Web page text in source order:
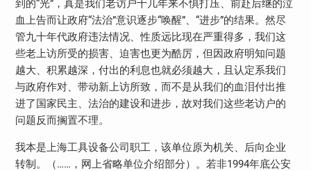
到的“光”，真是我们老访户十几年来不惧打压、前赴后继的泣
血上告而让政府“法治”意识逐步“唤醒”、“进步”的结果。然尽
管九十年代政府违法情况、性质远比现在严重得多，我们这
些老上访所受的损害、迫害也更为酷厉，但因政府明知问题
越大、积累越深，付出的利息也就必须越大，且认定系我们
与政府作对、带动新上访所致，而不是从我们的血泪付出推
进了国家民主、法治的建设和进步，故对我们这些老访户的
问题反而搁置不理。
我本是上海工具设备公司职工，该单位原为机关、后向企业
转制。（……，网上省略单位介绍部分）。若非1994年底公安